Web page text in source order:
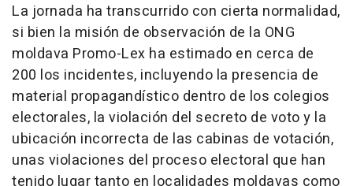
La jornada ha transcurrido con cierta normalidad,
si bien la misión de observación de la ONG
moldava Promo-Lex ha estimado en cerca de
200 los incidentes, incluyendo la presencia de
material propagandístico dentro de los colegios
electorales, la violación del secreto de voto y la
ubicación incorrecta de las cabinas de votación,
unas violaciones del proceso electoral que han